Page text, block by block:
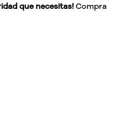
que necesitas!Compra